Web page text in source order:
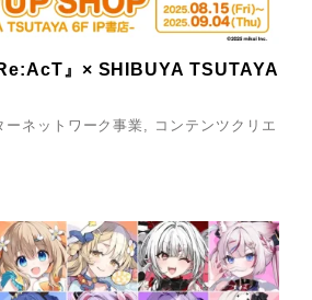
』× SHIBUYA TSUTAYA
ーネットワーク事業
コンテンツクリエ